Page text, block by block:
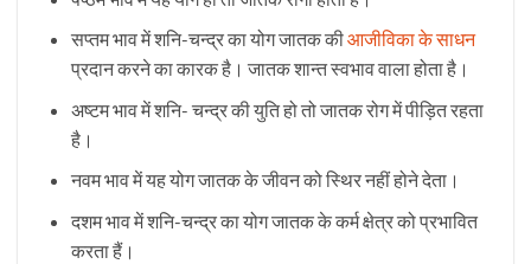
सप्तम भाव में शनि-चन्द्र का योग जातक कीआजीविका के साधन
प्रदान करने का कारक है। जातक शान्त स्वभाव वाला होता है।
अष्टम भाव में शनि- चन्द्र की युति हो तो जातक रोग में पीड़ित रहता
है।
नवम भाव में यह योग जातक के जीवन को स्थिर नहीं होने देता।
दशम भाव में शनि-चन्द्र का योग जातक के कर्म क्षेत्र को प्रभावित
करता हैं।